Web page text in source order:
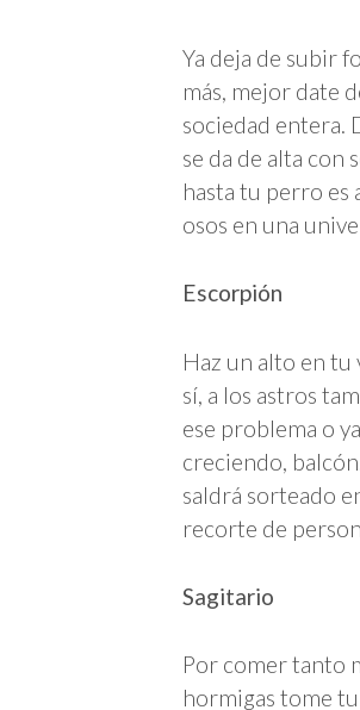
Ya deja de subir
más, mejor date
sociedad entera.
se da de alta con
hasta tu perro es
osos en una
Escorpión
Haz un alto en tu
sí, a los astros
ese problema o
creciendo,
saldrá sorteado
recorte de
Sagitario
Por comer tanto
hormigas tome